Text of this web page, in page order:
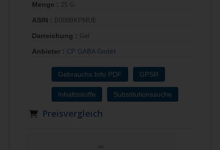
Menge : 25 G
ASIN : B008BKPMUE
Darreichung : Gel
Anbieter : CP GABA GmbH
Gebrauchs.Info PDF GPSR
Inhaltsstoffe Substitutionssuche
Preisvergleich
ab